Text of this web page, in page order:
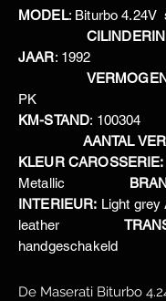
MODEL: Biturbo
JAAR:
PK
KM-STAND:
AANTAL
KLEUR CAROSSERIE:
Metallic
INTERIEUR: Light grey
leather
handgeschakeld
De Maserati Biturbo